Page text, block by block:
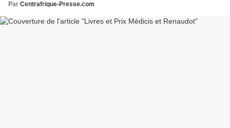
Par Centrafrique-Presse.com